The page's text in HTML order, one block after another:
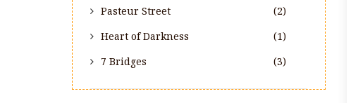
Pasteur Street
(2)
Heart of Darkness
(1)
7 Bridges
(3)